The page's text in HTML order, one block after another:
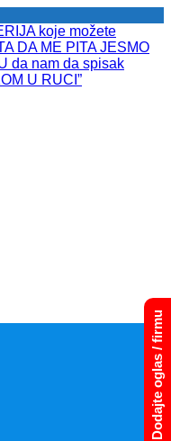
koje možete
DA ME PITA JESMO
da nam da spisak
U RUCI”
Dodajte oglas / firmu